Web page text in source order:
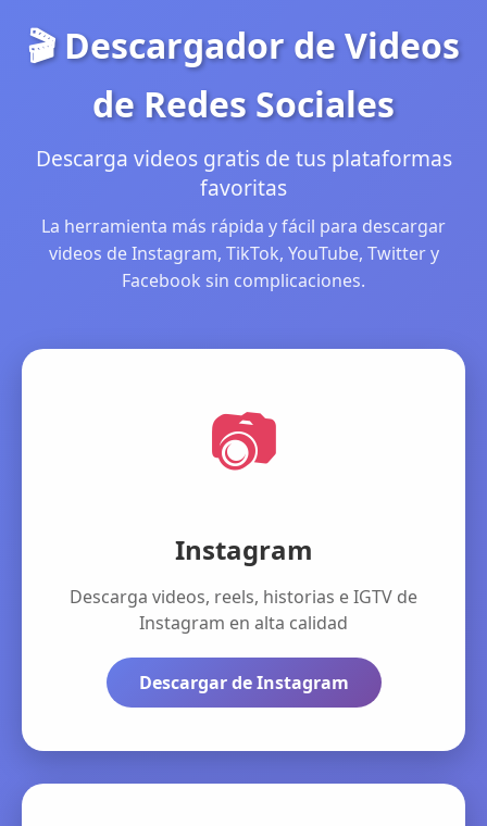
🎬 Descargador de Videos
de Redes Sociales
Descarga videos gratis de tus plataformas
favoritas
La herramienta más rápida y fácil para descargar
videos de Instagram, TikTok, YouTube, Twitter y
Facebook sin complicaciones.
📷
Instagram
Descarga videos, reels, historias e IGTV de
Instagram en alta calidad
Descargar de Instagram